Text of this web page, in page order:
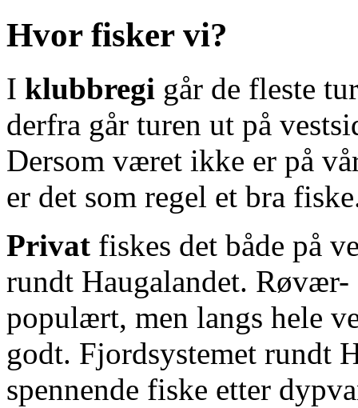
Hvor fisker vi?
I klubbregi går de fleste
derfra går turen ut på
Dersom været ikke er på
er det som regel et bra
Privat fiskes det både på
rundt Haugalandet. Røvær-
populært, men langs hele
godt. Fjordsystemet rundt
spennende fiske etter